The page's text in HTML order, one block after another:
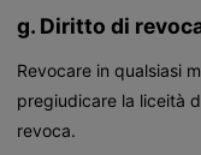
g. Diritto di
Revocare in qualsiasi
pregiudicare la liceità
revoca.